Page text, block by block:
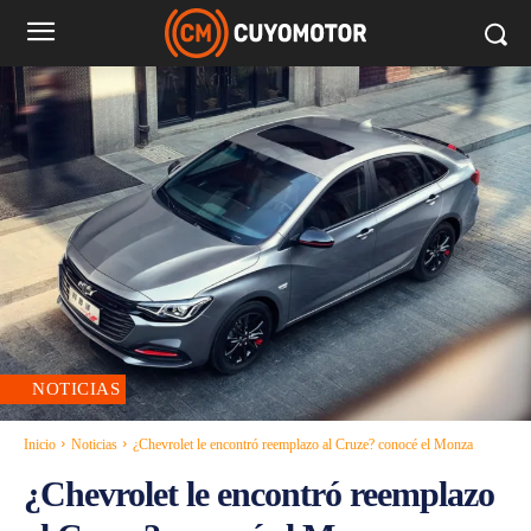
NOTICIAS
Inicio Noticias ¿Chevrolet le encontró reemplazo al Cruze? conocé el Monza
¿Chevrolet le encontró reemplazo